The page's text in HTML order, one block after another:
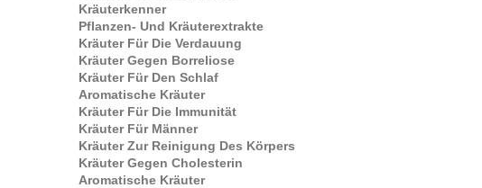
Kräuterkenner
Pflanzen- Und Kräuterextrakte
Kräuter Für Die Verdauung
Kräuter Gegen Borreliose
Kräuter Für Den Schlaf
Aromatische Kräuter
Kräuter Für Die Immunität
Kräuter Für Männer
Kräuter Zur Reinigung Des Körpers
Kräuter Gegen Cholesterin
Aromatische Kräuter